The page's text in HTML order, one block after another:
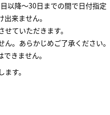
以降～30日までの間で日付指定
来ません。
ていただきます。
。あらかじめご了承ください。
きません。
ます。